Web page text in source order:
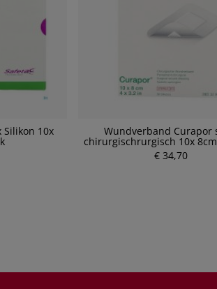
10x Wundverband Curapor
chirurgischrurgisch 10x
€ 34,70